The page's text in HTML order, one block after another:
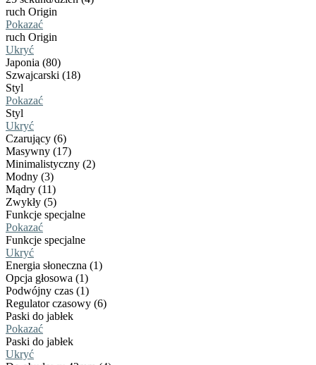
ruch Origin
Pokazać
ruch Origin
Ukryć
Japonia (80)
Szwajcarski (18)
Styl
Pokazać
Styl
Ukryć
Czarujący (6)
Masywny (17)
Minimalistyczny (2)
Modny (3)
Mądry (11)
Zwykły (5)
Funkcje specjalne
Pokazać
Funkcje specjalne
Ukryć
Energia słoneczna (1)
Opcja głosowa (1)
Podwójny czas (1)
Regulator czasowy (6)
Paski do jabłek
Pokazać
Paski do jabłek
Ukryć